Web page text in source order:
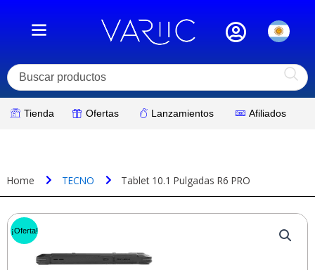
Tienda Ofertas Lanzamientos Afiliados
Home TECNO Tablet 10.1 Pulgadas R6 PRO
¡Oferta!